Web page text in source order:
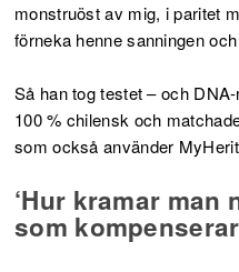
monstruöst av mig, i paritet
förneka henne sanningen
Så han tog testet – och
100 % chilensk och
som också använder
‘Hur kramar man
som